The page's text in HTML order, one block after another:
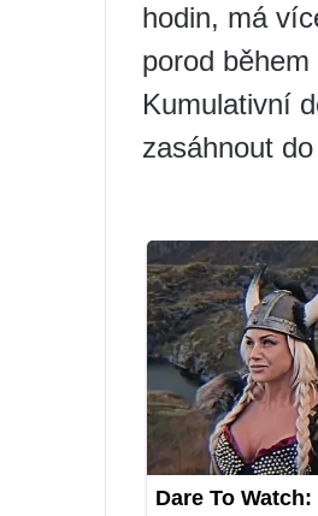
hodin, má
porod
Kumulativní
zasáhnout